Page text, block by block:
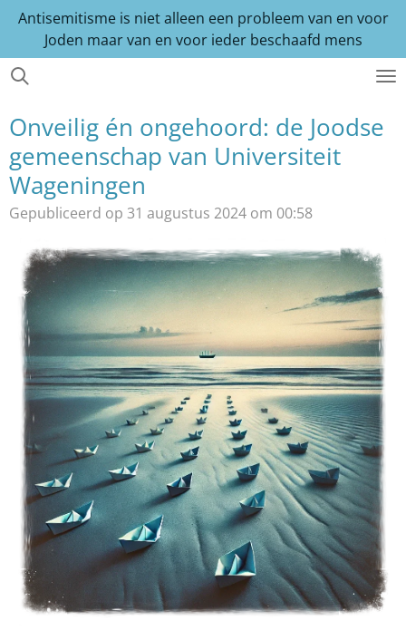
Ga
naar
de
Antisemitisme is niet alleen een probleem van en voor
Joden maar van en voor ieder beschaafd mens
Onveilig én ongehoord: de Joodse
gemeenschap van Universiteit
Wageningen
Gepubliceerd op 31 augustus 2024 om 00:58